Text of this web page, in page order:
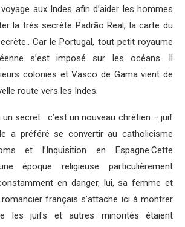
aux Indes afin d’aider les hommes
la très secrète Padrão Real, la carte du
Car le Portugal, tout petit royaume
s’est imposé sur les océans. Il
colonies et Vasco de Gama vient de
route vers les Indes.
secret : c’est un nouveau chrétien – juif
a préféré se convertir au catholicisme
et l’Inquisition en Espagne.Cette
époque religieuse particulièrement
en danger, lui, sa femme et
français s’attache ici à montrer
les juifs et autres minorités étaient